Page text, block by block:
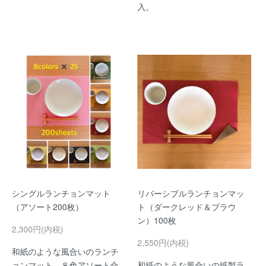
入。
シングルランチョンマット
（アソート200枚）
2,300円(内税)
和紙のような風合いのランチ
リバーシブルランチョンマッ
ト（ダークレッド＆ブラウ
ン）100枚
2,550円(内税)